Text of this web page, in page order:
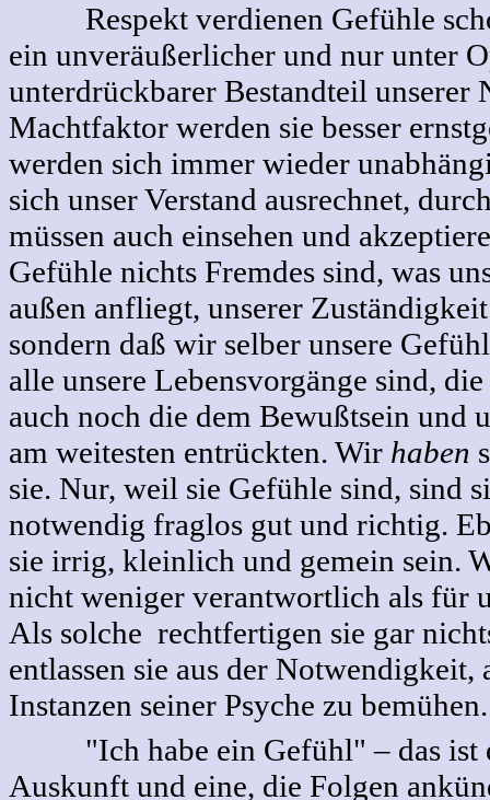
Respekt verdienen Gefühle
ein unveräußerlicher und nur unter
unterdrückbarer Bestandteil unserer
Machtfaktor werden sie besser
werden sich immer wieder
sich unser Verstand ausrechnet,
müssen auch einsehen und
Gefühle nichts Fremdes sind, was
außen anfliegt, unserer
sondern daß wir selber unsere
alle unsere Lebensvorgänge sind,
auch noch die dem Bewußtsein und
am weitesten entrückten. Wir haben
sie. Nur, weil sie Gefühle sind, sind
notwendig fraglos gut und richtig.
sie irrig, kleinlich und gemein sein.
nicht weniger verantwortlich als für
Als solche rechtfertigen sie gar
entlassen sie aus der Notwendigkeit,
Instanzen seiner Psyche zu bemühen.
"Ich habe ein Gefühl" – das ist
Auskunft und eine, die Folgen